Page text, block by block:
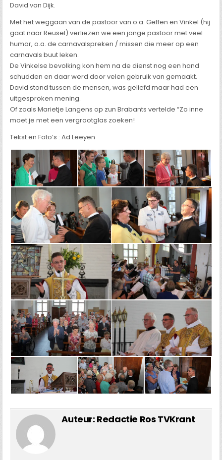
David van Dijk.
Met het weggaan van de pastoor van o.a. Geffen en Vinkel (hij
gaat naar Reusel) verliezen we een jonge pastoor met veel
humor, o.a. de carnavalspreken / missen die meer op een
carnavals buut leken.
De Vinkelse bevolking kon hem na de dienst nog een hand
schudden en daar werd door velen gebruik van gemaakt.
David stond tussen de mensen, was geliefd maar had een
uitgesproken mening.
Of zoals Marietje Langens op zun Brabants vertelde “Zo inne
moet je met een vergrootglas zoeken!
Tekst en Foto’s : Ad Leeyen
Auteur: Redactie Ros TVKrant